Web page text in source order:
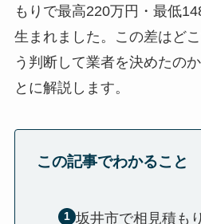
もりで最高220万円・最低
生まれました。この差はど
う判断して業者を決めたの
とに解説します。
この記事でわかること
坂井市で相見積も